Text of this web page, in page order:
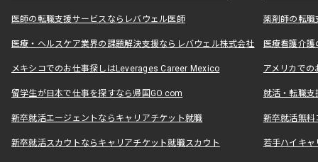
医師の転職支援サービスならレバウェル医師 薬剤師の転
医療・ヘルスケア業界の課題解決支援ならレバウェル株式会社 医療看護介
メキシコでのお仕事探しはLeverages Career Mexico アメリカで
留学生が日本で仕事を探すなら帰国GO.com 就活・転職
新卒就活エージェントならキャリアチケット就職 新卒就活無料
新卒就活スカウトならキャリアチケット就職スカウト 若手ハイキ